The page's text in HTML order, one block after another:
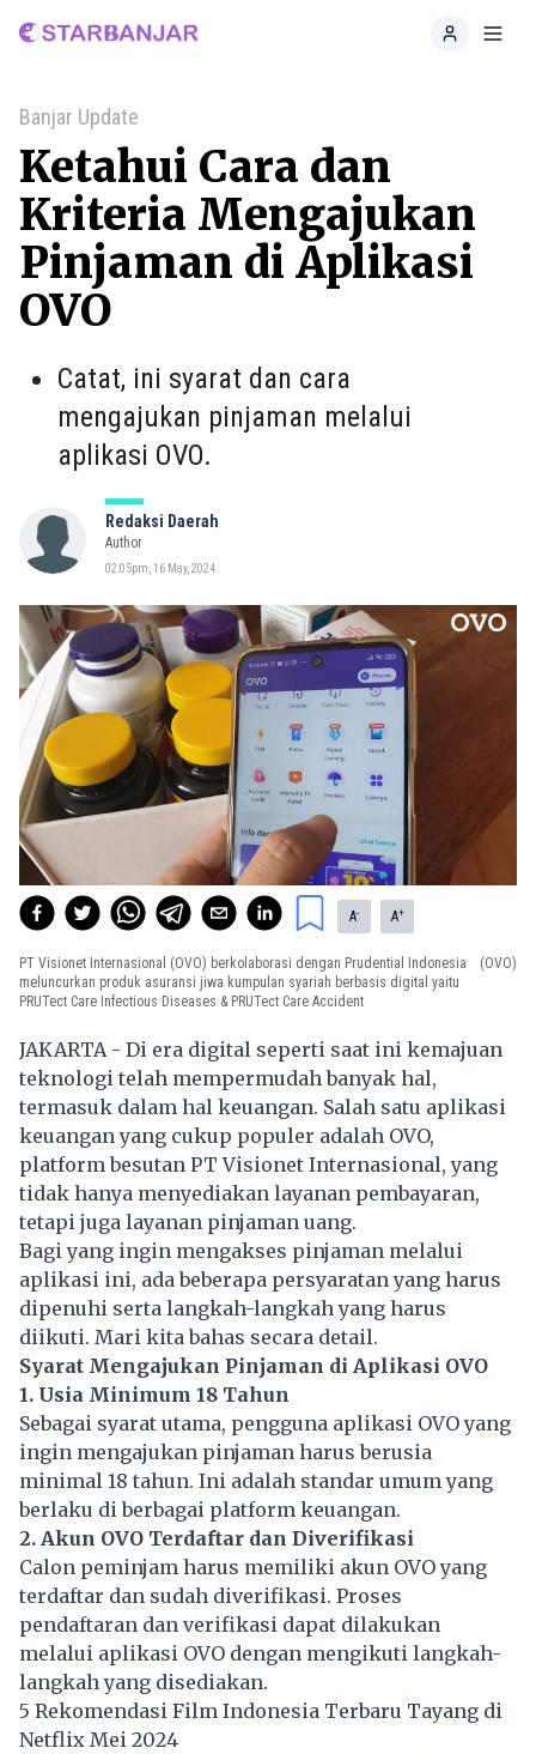
Home
Banjar Update
Ketahui Cara dan
Kriteria Mengajukan
Pinjaman di Aplikasi
OVO
Catat, ini syarat dan cara
mengajukan pinjaman melalui
aplikasi OVO.
Redaksi Daerah
Author
02:05pm, 16 May, 2024
A- A+
PT Visionet Internasional (OVO) berkolaborasi dengan Prudential Indonesia
meluncurkan produk asuransi jiwa kumpulan syariah berbasis digital yaitu
PRUTect Care Infectious Diseases & PRUTect Care Accident
(OVO)
JAKARTA - Di era digital seperti saat ini kemajuan
teknologi telah mempermudah banyak hal,
termasuk dalam hal keuangan. Salah satu aplikasi
keuangan yang cukup populer adalah OVO,
platform besutan PT Visionet Internasional, yang
tidak hanya menyediakan layanan pembayaran,
tetapi juga layanan pinjaman uang.
Bagi yang ingin mengakses pinjaman melalui
aplikasi ini, ada beberapa persyaratan yang harus
dipenuhi serta langkah-langkah yang harus
diikuti. Mari kita bahas secara detail.
Syarat Mengajukan Pinjaman di Aplikasi OVO
1. Usia Minimum 18 Tahun
Sebagai syarat utama, pengguna aplikasi OVO yang
ingin mengajukan pinjaman harus berusia
minimal 18 tahun. Ini adalah standar umum yang
berlaku di berbagai platform keuangan.
2. Akun OVO Terdaftar dan Diverifikasi
Calon peminjam harus memiliki akun OVO yang
terdaftar dan sudah diverifikasi. Proses
pendaftaran dan verifikasi dapat dilakukan
melalui aplikasi OVO dengan mengikuti langkah-
langkah yang disediakan.
5 Rekomendasi Film Indonesia Terbaru Tayang di
Netflix Mei 2024